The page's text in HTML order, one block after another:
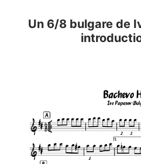
Un 6/8 bulgare de